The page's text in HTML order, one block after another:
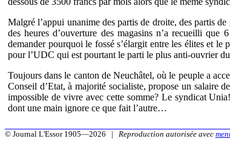
Malgré l’appui unanime des partis de droite, des partis
des heures d’ouverture des magasins n’a recueilli
demander pourquoi le fossé s’élargit entre les élites et
pour l’UDC qui est pourtant le parti le plus anti-ouvrier
Toujours dans le canton de Neuchâtel, où le peuple a
Conseil d’Etat, à majorité socialiste, propose un salaire
impossible de vivre avec cette somme? Le syndicat
dont une main ignore ce que fait l’autre…
© Journal L'Essor 1905—2026 | Reproduction autorisée avec